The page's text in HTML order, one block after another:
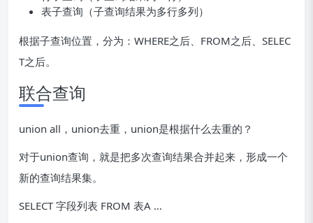
表子查询（子查询结果为多行多列）
根据子查询位置，分为：WHERE之后、FROM之后、SELEC
T之后。
联合查询
union all，union去重，union是根据什么去重的？
对于union查询，就是把多次查询结果合并起来，形成一个
新的查询结果集。
SELECT 字段列表 FROM 表A …